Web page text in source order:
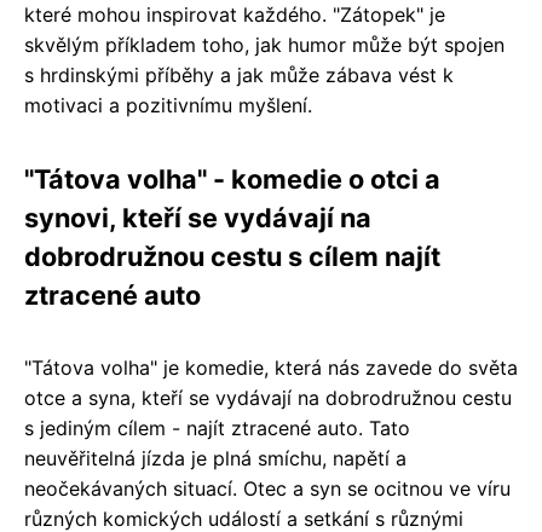
které mohou inspirovat každého. "Zátopek" je
skvělým příkladem toho, jak humor může být spojen
s hrdinskými příběhy a jak může zábava vést k
motivaci a pozitivnímu myšlení.
"Tátova volha" - komedie o otci a
synovi, kteří se vydávají na
dobrodružnou cestu s cílem najít
ztracené auto
"Tátova volha" je komedie, která nás zavede do světa
otce a syna, kteří se vydávají na dobrodružnou cestu
s jediným cílem - najít ztracené auto. Tato
neuvěřitelná jízda je plná smíchu, napětí a
neočekávaných situací. Otec a syn se ocitnou ve víru
různých komických událostí a setkání s různými